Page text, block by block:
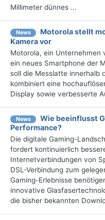
Millimeter dünnes ...
News
Motorola stellt
Kamera vor
Motorola, ein Unternehmen
ein neues Smartphone der
soll die Messlatte innerhalb
kombiniert eine
Display sowie verbesserte
News
Wie beeinflusst
Performance?
Die digitale Gaming-
fordert kontinuierlich
Internetverbindungen von
DSL-Verbindung zum
Gaming-Erlebnisse
innovative
die bisher bekannten